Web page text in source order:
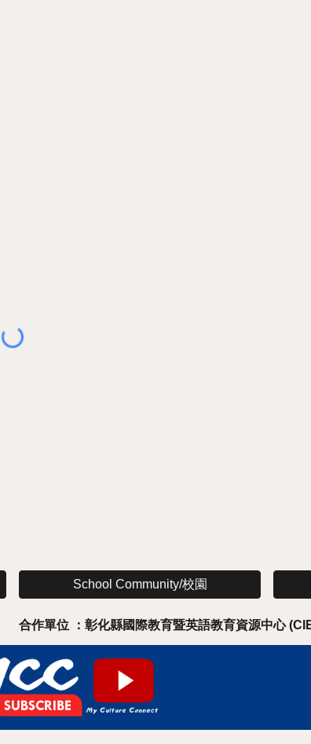
School Community/校園
合作單位 ：彰化縣國際教育暨英語教育資源中心